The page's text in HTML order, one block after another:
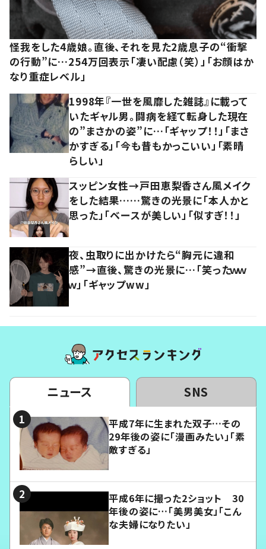
怪我をした4歳娘。直後、それを見た2歳息子の“衝撃
の行動”に…254万回表示「凄い配慮（笑）」「お顔はか
なり重症レベル」
1998年『一世を風靡した雑誌』に載って
いたギャル男。闘病を経て転身した現在
の”まさかの姿”に…「ギャップ！！」「まさ
かすぎる」「今も昔もかっこいい」「素晴
らしい」
スッピン女性→戸田恵梨香さん風メイク
をした結果……驚きの光景に「本人かと
思った」「ベースが美しい」「似すぎ！！」
夜、虫取りに出かけたら“胸元に違和
感”→直後、驚きの光景に…「笑ったｗｗ
ｗ」「ギャップww」
ニュース SNS
平成7年に生まれた双子…その
29年後の姿に「漫画みたい」「素
敵すぎる」
平成6年に撮った2ショット 30
年後の姿に…「美男美女」「こん
な夫婦になりたい」